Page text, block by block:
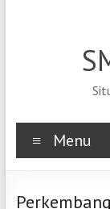
Menu